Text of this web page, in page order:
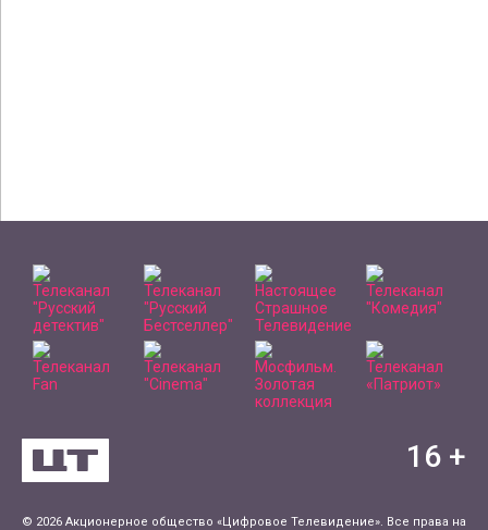
© 2026 Акционерное общество «Цифровое Телевидение». Все права на
16 +